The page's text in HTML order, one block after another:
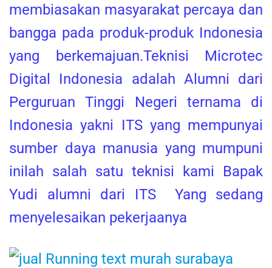
membiasakan masyarakat percaya dan
bangga pada produk-produk Indonesia
yang berkemajuan.Teknisi Microtec
Digital Indonesia adalah Alumni dari
Perguruan Tinggi Negeri ternama di
Indonesia yakni ITS yang mempunyai
sumber daya manusia yang mumpuni
inilah salah satu teknisi kami Bapak
Yudi alumni dari ITS Yang sedang
menyelesaikan pekerjaanya